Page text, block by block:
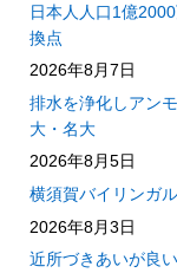
日本人人口1億
換点
2026年8月7日
排水を浄化しアン
大・名大
2026年8月5日
横須賀バイリンガ
2026年8月3日
近所づきあいが良